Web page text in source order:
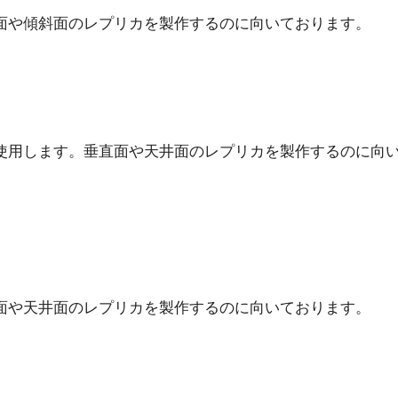
傾斜面のレプリカを製作するのに向いております。
します。垂直面や天井面のレプリカを製作するのに向
天井面のレプリカを製作するのに向いております。